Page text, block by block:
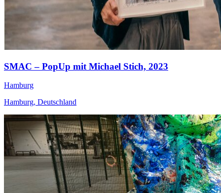
SMAC – PopUp mit Michael Stich, 2023
Hamburg
Hamburg, Deutschland